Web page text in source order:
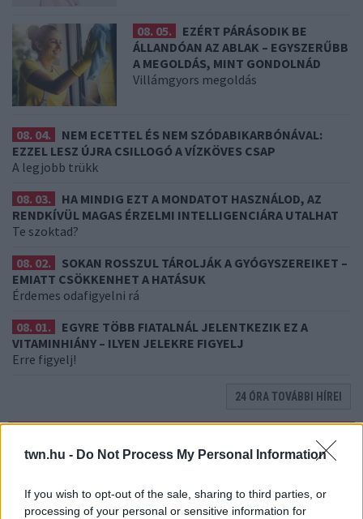
twn.hu - Do Not Process My Personal Information
If you wish to opt-out of the sale, sharing to third parties, or
processing of your personal or sensitive information for
08. 05.
EZÉRT PÁRÁSODIK BE
ÁLLANDÓAN AZ ABLAK – EGYSZERŰBB
A MEGOLDÁS, MINT GONDOLNÁD
Villámgyors megoldás
08. 04.
NEM ECETTEL ÉS NEM SZÓDABIKARBÓNÁVAL:
EZZEL LESZ ÚJRA CSILLOGÓ A VÍZKÖVES CSAP
A legjobb trükk
08. 03.
HA MINDIG EZT A MONDATOT HASZNÁLOD, AZ
RENDKÍVÜL MAGAS ÉRZELMI INTELLIGENCIÁRA UTALHAT
Te szoktad?
08. 02.
SOKAN ROSSZUL TÁROLJÁK A GYÓGYSZEREIKET –
EMIATT CSÖKKENHET A HATÁSUK
Érdemes odafigyelni rá
08. 01.
EGYRE TÖBB FIATALNÁL JELENTKEZIK EZ A
VITAMINHIÁNY – ILYEN JELEKRE FIGYELJ
Erre figyelj!
24 ÓRA TOVÁBBI HÍREI
24 óra